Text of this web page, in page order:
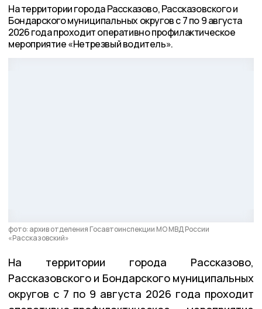
На территории города Рассказово, Рассказовского и
Бондарского муниципальных округов с 7 по 9 августа
2026 года проходит оперативно профилактическое
мероприятие «Нетрезвый водитель».
фото: архив отделения Госавтоинспекции МО МВД России
«Рассказовский»
На территории города Рассказово,
Рассказовского и Бондарского муниципальных
округов с 7 по 9 августа 2026 года проходит